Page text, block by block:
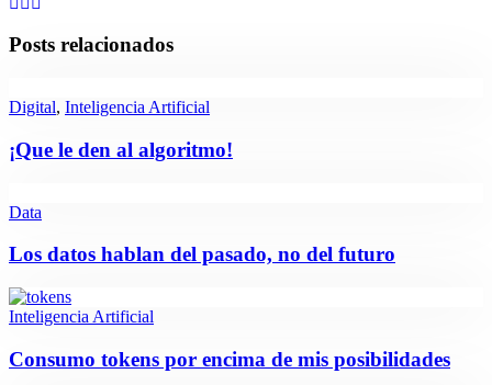
Posts relacionados
Digital, Inteligencia Artificial
¡Que le den al algoritmo!
Data
Los datos hablan del pasado, no del futuro
Inteligencia Artificial
Consumo tokens por encima de mis posibilidades